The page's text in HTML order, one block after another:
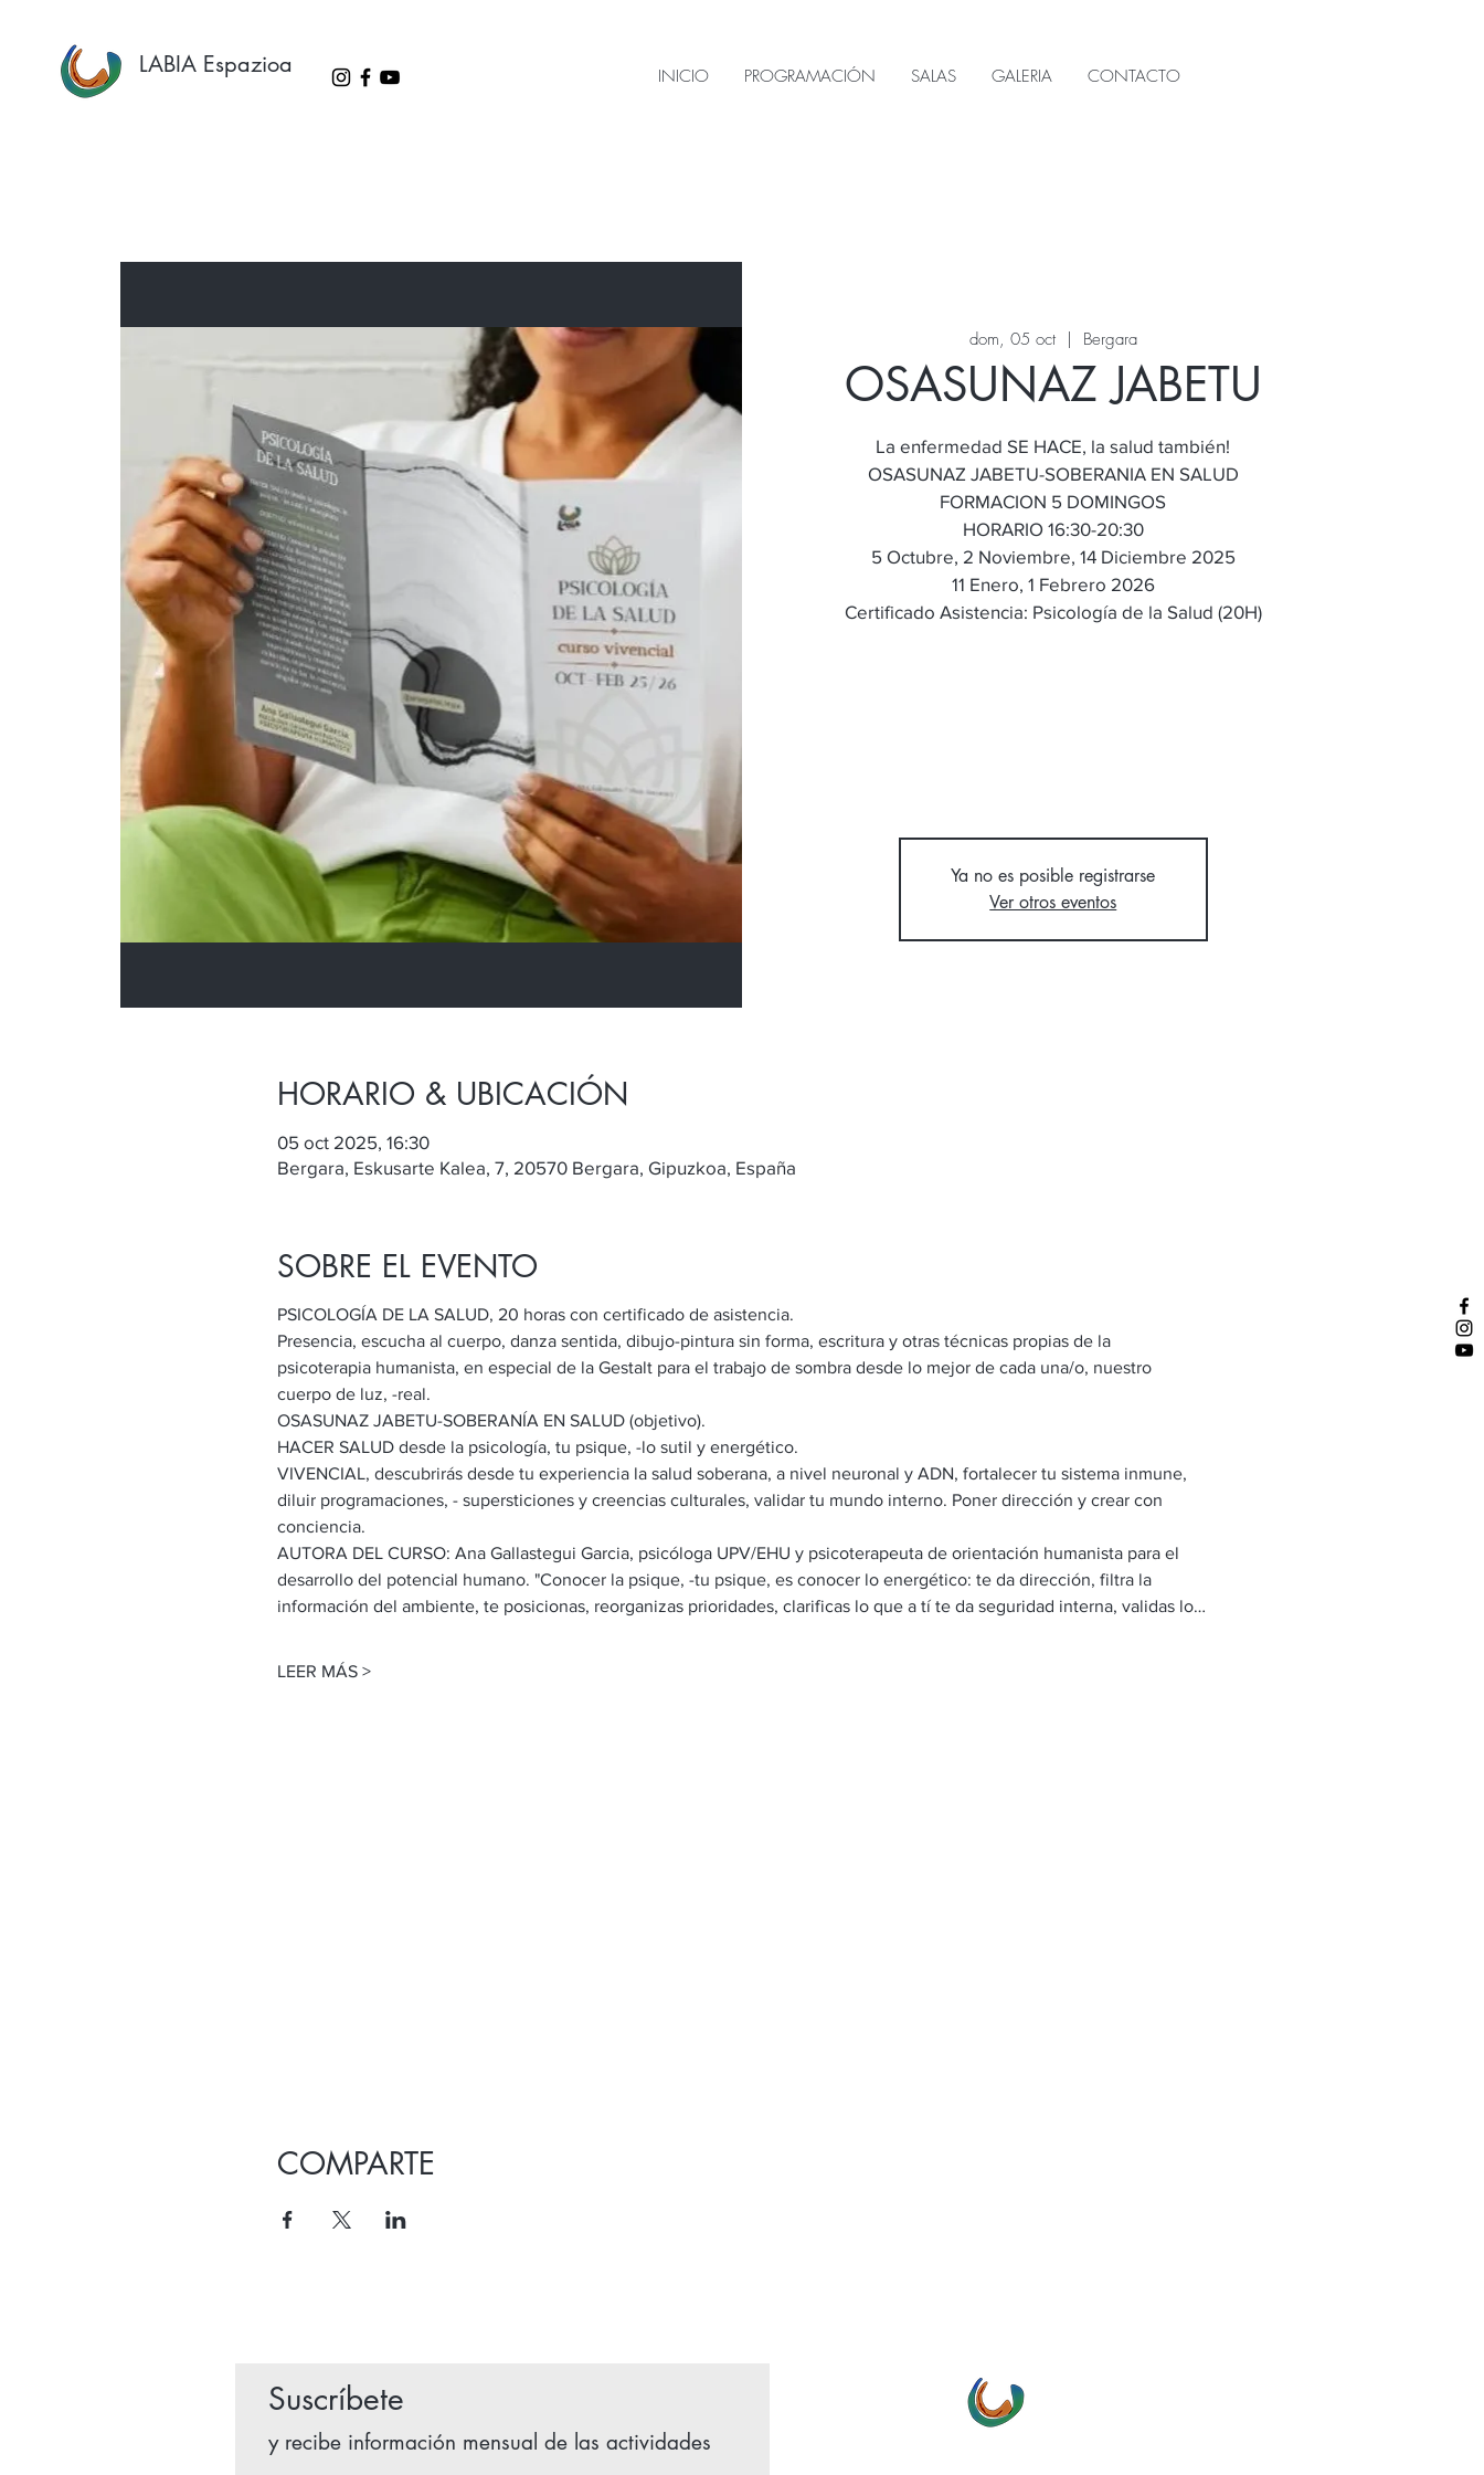
LABIA Espazioa INICIO PROGRAMACIÓN SALAS GALERIA CONTACTO
dom, 05 oct
  |
Bergara
OSASUNAZ JABETU
La enfermedad SE HACE, la salud también!
OSASUNAZ JABETU-SOBERANIA EN SALUD
FORMACION 5 DOMINGOS
HORARIO 16:30-20:30
5 Octubre, 2 Noviembre, 14 Diciembre 2025
11 Enero, 1 Febrero 2026
Certificado Asistencia: Psicología de la Salud (20H)
Ya no es posible registrarse
Ver otros eventos
HORARIO & UBICACIÓN
05 oct 2025, 16:30
Bergara, Eskusarte Kalea, 7, 20570 Bergara, Gipuzkoa, España
SOBRE EL EVENTO
PSICOLOGÍA DE LA SALUD, 20 horas con certificado de asistencia.
Presencia, escucha al cuerpo, danza sentida, dibujo-pintura sin forma, escritura y otras técnicas propias de la
psicoterapia humanista, en especial de la Gestalt para el trabajo de sombra desde lo mejor de cada una/o, nuestro
cuerpo de luz, -real.
OSASUNAZ JABETU-SOBERANÍA EN SALUD (objetivo).
HACER SALUD desde la psicología, tu psique, -lo sutil y energético.
VIVENCIAL, descubrirás desde tu experiencia la salud soberana, a nivel neuronal y ADN, fortalecer tu sistema inmune,
diluir programaciones, - supersticiones y creencias culturales, validar tu mundo interno. Poner dirección y crear con
conciencia.
AUTORA DEL CURSO: Ana Gallastegui Garcia, psicóloga UPV/EHU y psicoterapeuta de orientación humanista para el
desarrollo del potencial humano. "Conocer la psique, -tu psique, es conocer lo energético: te da dirección, filtra la
información del ambiente, te posicionas, reorganizas prioridades, clarificas lo que a tí te da seguridad interna, validas lo…
LEER MÁS >
COMPARTE
Suscríbete
y recibe información mensual de las actividades